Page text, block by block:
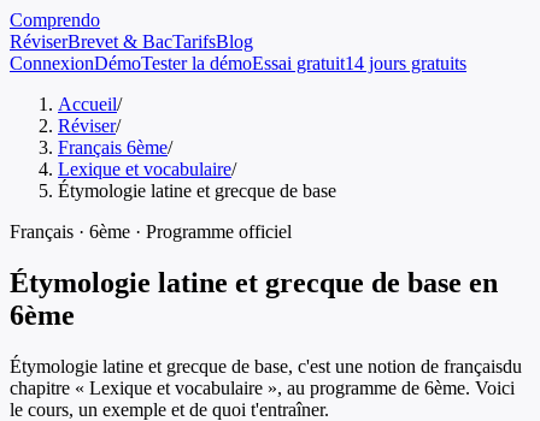
Comprendo
RéviserBrevet & BacTarifsBlog
ConnexionDémoTester la démoEssai gratuit14 jours gratuits
Accueil/
Réviser/
Français 6ème/
Lexique et vocabulaire/
Étymologie latine et grecque de base
Français · 6ème · Programme officiel
Étymologie latine et grecque de base en
6ème
Étymologie latine et grecque de base, c'est une notion de françaisdu
chapitre « Lexique et vocabulaire », au programme de 6ème. Voici
le cours, un exemple et de quoi t'entraîner.